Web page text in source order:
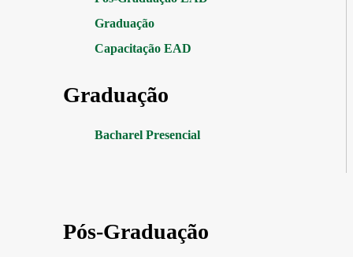
Graduação
Capacitação EAD
Graduação
Bacharel Presencial
Pós-Graduação